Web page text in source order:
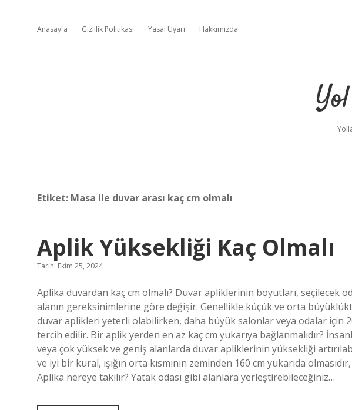
Anasayfa Gizlilik Politikası Yasal Uyarı Hakkımızda
Etiket: Masa ile duvar arası kaç cm olmalı
Aplik Yüksekliği Kaç Olmalı
Tarih: Ekim 25, 2024
Aplika duvardan kaç cm olmalı? Duvar apliklerinin boyutları, seçilecek
alanın gereksinimlerine göre değişir. Genellikle küçük ve orta
duvar aplikleri yeterli olabilirken, daha büyük salonlar veya odalar için
tercih edilir. Bir aplik yerden en az kaç cm yukarıya bağlanmalıdır?
veya çok yüksek ve geniş alanlarda duvar apliklerinin yüksekliği
ve iyi bir kural, ışığın orta kısmının zeminden 160 cm yukarıda
Aplika nereye takılır? Yatak odası gibi alanlara yerleştirebileceğiniz…